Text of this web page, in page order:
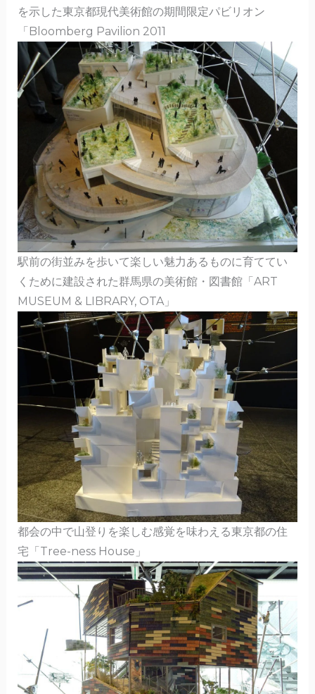
を示した東京都現代美術館の期間限定パビリオン
「Bloomberg Pavilion 2011
駅前の街並みを歩いて楽しい魅力あるものに育ててい
くために建設された群馬県の美術館・図書館「ART
MUSEUM & LIBRARY, OTA」
都会の中で山登りを楽しむ感覚を味わえる東京都の住
宅「Tree-ness House」